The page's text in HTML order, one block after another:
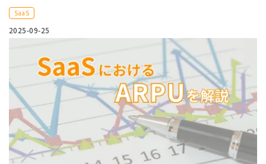
SaaS
2025-09-25